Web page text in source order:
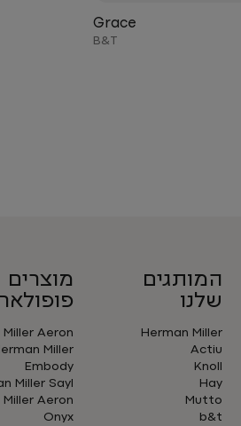
Grace
B&T
המותגים
שלנו
Herman Miller
Actiu
Knoll
Hay
Mutto
b&t
מוצרים
Aeron
Miller
Embody
Miller Sayl
Aeron
Onyx